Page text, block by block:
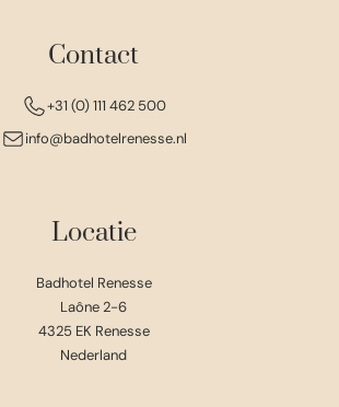
Contact
+31 (0) 111 462 500
info@badhotelrenesse.nl
Locatie
Badhotel Renesse
Laône 2-6
4325 EK Renesse
Nederland